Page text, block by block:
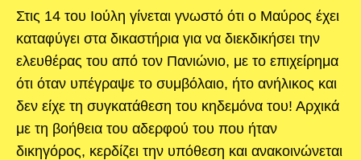
Στις 14 του Ιούλη γίνεται γνωστό ότι ο Μαύρος έχει
καταφύγει στα δικαστήρια για να διεκδικήσει την
ελευθέρας του από τον Πανιώνιο, με το επιχείρημα
ότι όταν υπέγραψε το συμβόλαιο, ήτο ανήλικος και
δεν είχε τη συγκατάθεση του κηδεμόνα του! Αρχικά
με τη βοήθεια του αδερφού του που ήταν
δικηγόρος, κερδίζει την υπόθεση και ανακοινώνεται